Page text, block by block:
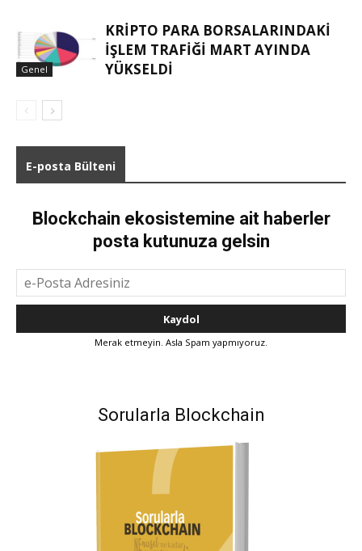
Genel
KRIPTO PARA BORSALARINDAKI
IŞLEM TRAFIĞI MART AYINDA
YÜKSELDI
E-posta Bülteni
Blockchain ekosistemine ait haberler
posta kutunuza gelsin
Merak etmeyin. Asla Spam yapmıyoruz.
Sorularla Blockchain